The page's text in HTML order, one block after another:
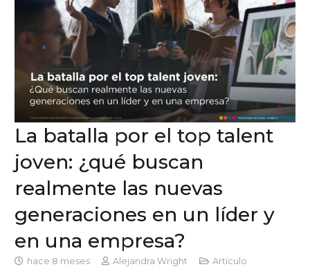
La batalla por el top talent
joven: ¿qué buscan
realmente las nuevas
generaciones en un líder y
en una empresa?
hace 8 meses Alejandra Wright Artículo